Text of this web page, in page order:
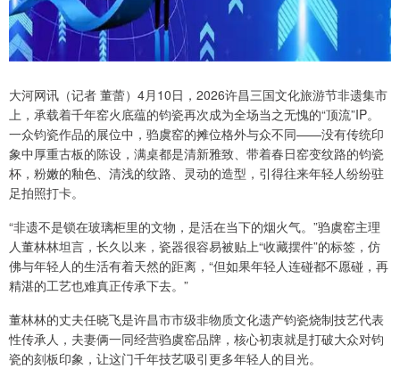
大河网讯（记者 董蕾）4月10日，2026许昌三国文化旅游节非遗集市
上，承载着千年窑火底蕴的钧瓷再次成为全场当之无愧的“顶流”IP。
一众钧瓷作品的展位中，驺虞窑的摊位格外与众不同——没有传统印
象中厚重古板的陈设，满桌都是清新雅致、带着春日窑变纹路的钧瓷
杯，粉嫩的釉色、清浅的纹路、灵动的造型，引得往来年轻人纷纷驻
足拍照打卡。
“非遗不是锁在玻璃柜里的文物，是活在当下的烟火气。”驺虞窑主理
人董林林坦言，长久以来，瓷器很容易被贴上“收藏摆件”的标签，仿
佛与年轻人的生活有着天然的距离，“但如果年轻人连碰都不愿碰，再
精湛的工艺也难真正传承下去。”
董林林的丈夫任晓飞是许昌市市级非物质文化遗产钧瓷烧制技艺代表
性传承人，夫妻俩一同经营驺虞窑品牌，核心初衷就是打破大众对钧
瓷的刻板印象，让这门千年技艺吸引更多年轻人的目光。